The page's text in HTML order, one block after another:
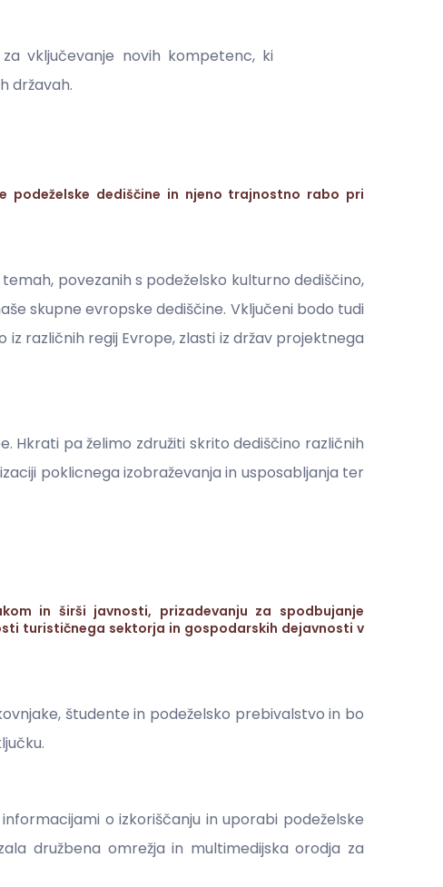
vključevanje novih kompetenc, ki
državah.
podeželske dediščine in njeno trajnostno rabo pri
povezanih s podeželsko kulturno dediščino,
skupne evropske dediščine. Vključeni bodo tudi
različnih regij Evrope, zlasti iz držav projektnega
Hkrati pa želimo združiti skrito dediščino različnih
poklicnega izobraževanja in usposabljanja ter
in širši javnosti, prizadevanju za spodbujanje
turističnega sektorja in gospodarskih dejavnosti v
študente in podeželsko prebivalstvo in bo
o izkoriščanju in uporabi podeželske
družbena omrežja in multimedijska orodja za